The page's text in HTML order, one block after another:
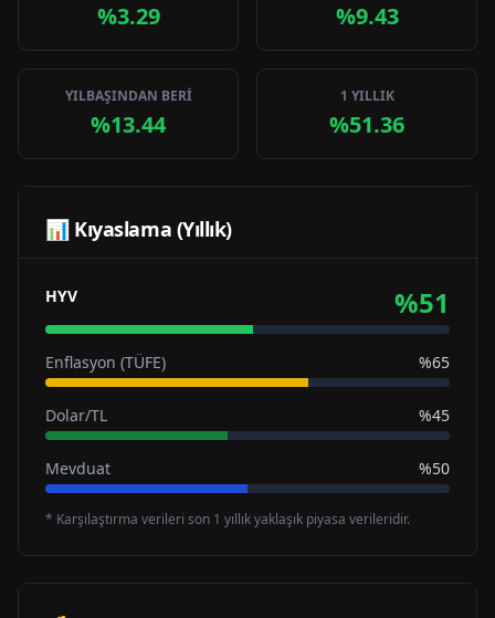
%3.29 %9.43
YILBAŞINDAN BERİ
%13.44
1 YILLIK
%51.36
📊 Kıyaslama (Yıllık)
HYV %51
Enflasyon (TÜFE) %65
Dolar/TL %45
Mevduat %50
* Karşılaştırma verileri son 1 yıllık yaklaşık piyasa verileridir.